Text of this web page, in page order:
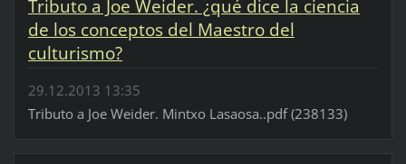
Tributo a Joe Weider. ¿qué dice la ciencia
de los conceptos del Maestro del
culturismo?
29.12.2013 13:35
Tributo a Joe Weider. Mintxo Lasaosa..pdf (238133)